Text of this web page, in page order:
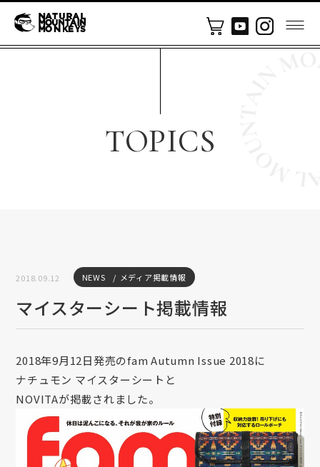
TOPICS
2018.09.12 NEWS メディア掲載情報
マイスターシート掲載情報
2018年9月12日発売のfam Autumn Issue 2018に
ナチュモン マイスターシートと
NOVITAが掲載されました。